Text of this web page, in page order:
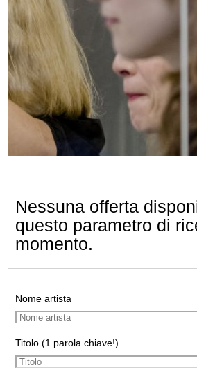
Nessuna offerta
questo parametro di
momento.
Nome artista
Titolo (1 parola chiave!)